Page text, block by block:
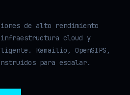
de alto rendimiento
cloud y
Kamailio, OpenSIPS,
para escalar.